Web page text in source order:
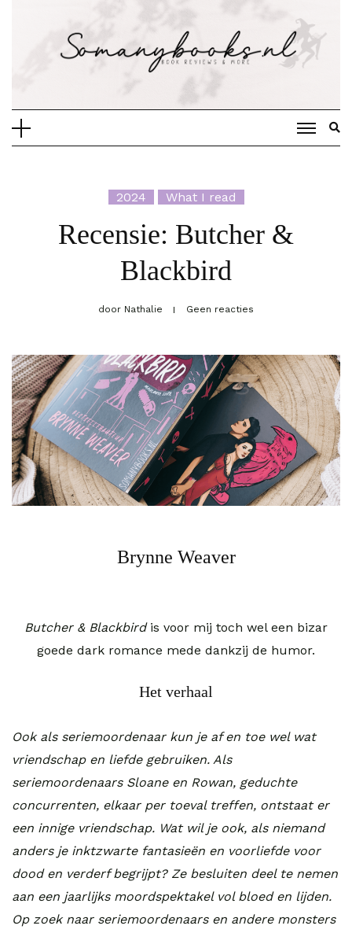
2024 What I read
Recensie: Butcher &
Blackbird
door Nathalie Geen reacties
Brynne Weaver
Butcher & Blackbirdis voor mij toch wel een bizar
goede dark romance mede dankzij de humor.
Het verhaal
Ook als seriemoordenaar kun je af en toe wel wat
vriendschap en liefde gebruiken. Als
seriemoordenaars Sloane en Rowan, geduchte
concurrenten, elkaar per toeval treffen, ontstaat er
een innige vriendschap. Wat wil je ook, als niemand
anders je inktzwarte fantasieën en voorliefde voor
dood en verderf begrijpt? Ze besluiten deel te nemen
aan een jaarlijks moordspektakel vol bloed en lijden.
Op zoek naar seriemoordenaars en andere monsters